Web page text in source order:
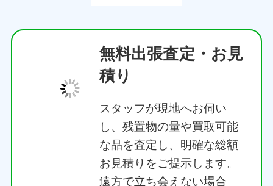
無料出張査定・お見
積り
スタッフが現地へお伺い
し、残置物の量や買取可能
な品を査定し、明確な総額
お見積りをご提示します。
遠方で立ち会えない場合